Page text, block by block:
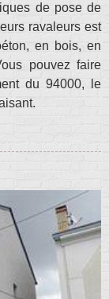
de pose de
ravaleurs est
en bois, en
pouvez faire
du 94000, le